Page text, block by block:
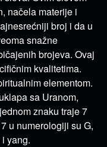
načela materije i
broj i da u
snažne
brojeva. Ovaj
kvalitetima.
elementom.
sa Uranom,
znaku traje 7
u numerologiji su G,
yang.